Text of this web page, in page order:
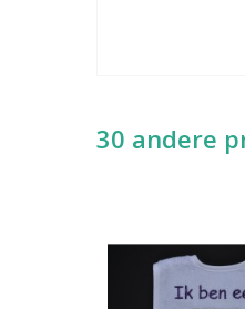
30 andere